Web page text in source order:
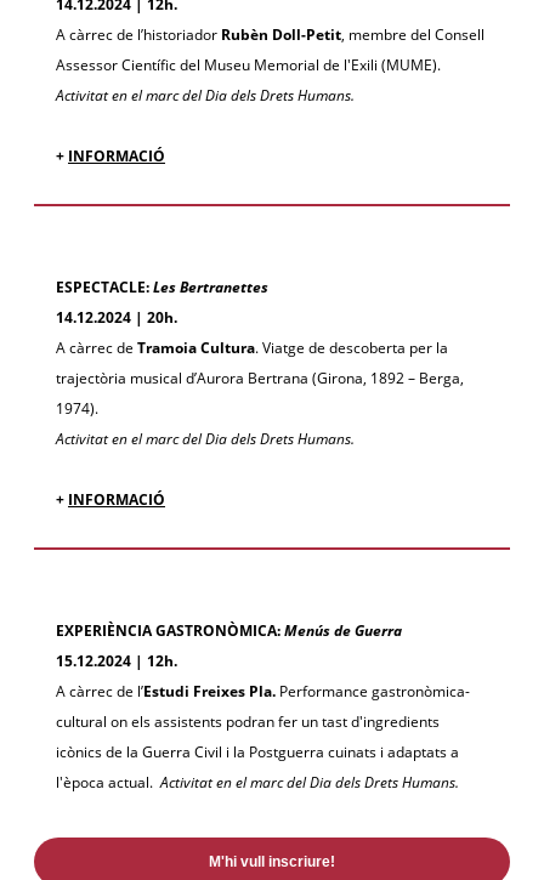
14.12.2024 | 12h.
A càrrec de l’historiador Rubèn Doll-Petit, membre del Consell
Assessor Científic del Museu Memorial de l'Exili (MUME).
Activitat en el marc del Dia dels Drets Humans.
+ INFORMACIÓ
ESPECTACLE:Les Bertranettes
14.12.2024 | 20h.
A càrrec de Tramoia Cultura. Viatge de descoberta per la
trajectòria musical d’Aurora Bertrana (Girona, 1892 – Berga,
1974).
Activitat en el marc del Dia dels Drets Humans.
+ INFORMACIÓ
EXPERIÈNCIA GASTRONÒMICA:Menús de Guerra
15.12.2024 | 12h.
A càrrec de l’Estudi Freixes Pla. Performance gastronòmica-
cultural on els assistents podran fer un tast d'ingredients
icònics de la Guerra Civil i la Postguerra cuinats i adaptats a
l'època actual.Activitat en el marc del Dia dels Drets Humans.
M'hi vull inscriure!